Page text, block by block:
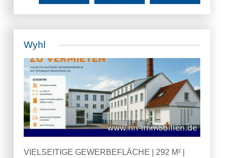
Wyhl
VIELSEITIGE GEWERBEFLÄCHE | 292 M² |